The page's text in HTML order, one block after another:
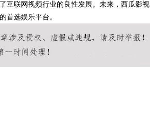
互联网视频行业的良性发展。未来，西瓜影视
首选娱乐平台。